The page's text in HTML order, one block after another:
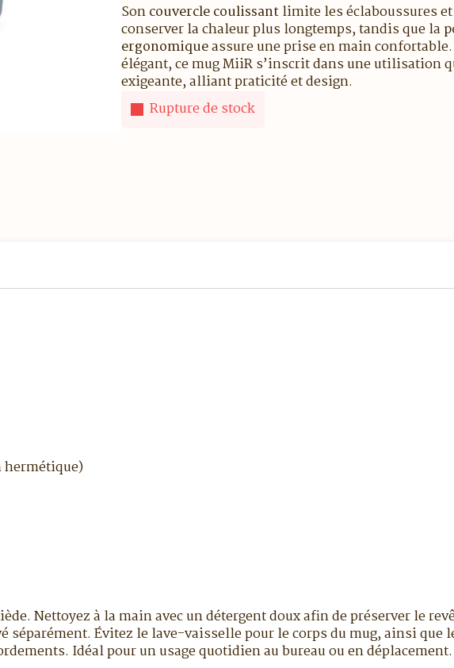
Soncouvercle coulissantlimite les éclaboussures
conserver la chaleur plus longtemps, tandis que la
ergonomiqueassure une prise en main
élégant, ce mug MiiR s’inscrit dans une utilisation
exigeante, alliant praticité et design.
Rupture de stock
hermétique)
Nettoyez à la main avec un détergent doux afin de préserver le
séparément. Évitez le lave-vaisselle pour le corps du mug, ainsi que
Idéal pour un usage quotidien au bureau ou en déplacement.